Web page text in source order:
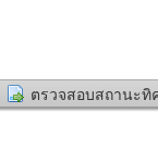
ตรวจสอบสถานะทิ